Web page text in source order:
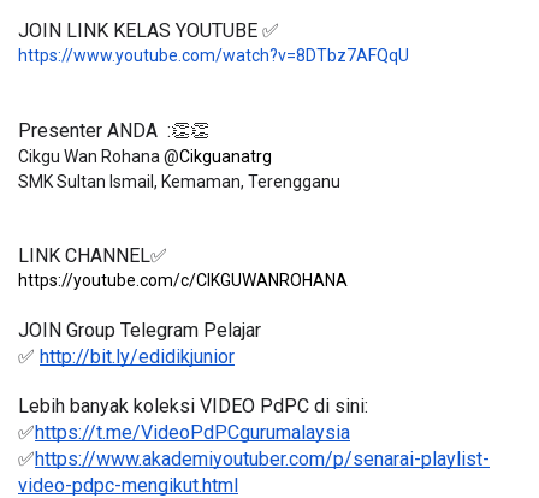
JOIN LINK KELAS YOUTUBE ✅
https://www.youtube.com/watch?v=8DTbz7AFQqU
Presenter ANDA  :👏👏
Cikgu Wan Rohana @Cikguanatrg
LINK CHANNEL✅
https://youtube.com/c/CIKGUWANROHANA
JOIN Group Telegram Pelajar
✅ http://bit.ly/edidikjunior
Lebih banyak koleksi VIDEO PdPC di sini:
✅https://t.me/VideoPdPCgurumalaysia
✅https://www.akademiyoutuber.com/p/senarai-playlist-
video-pdpc-mengikut.html